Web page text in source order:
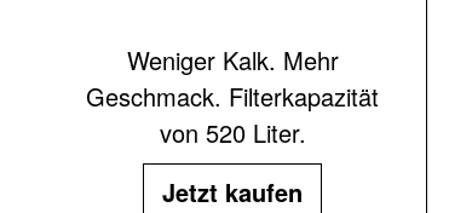
Weniger Kalk. Mehr
Geschmack. Filterkapazität
von 520 Liter.
Jetzt kaufen